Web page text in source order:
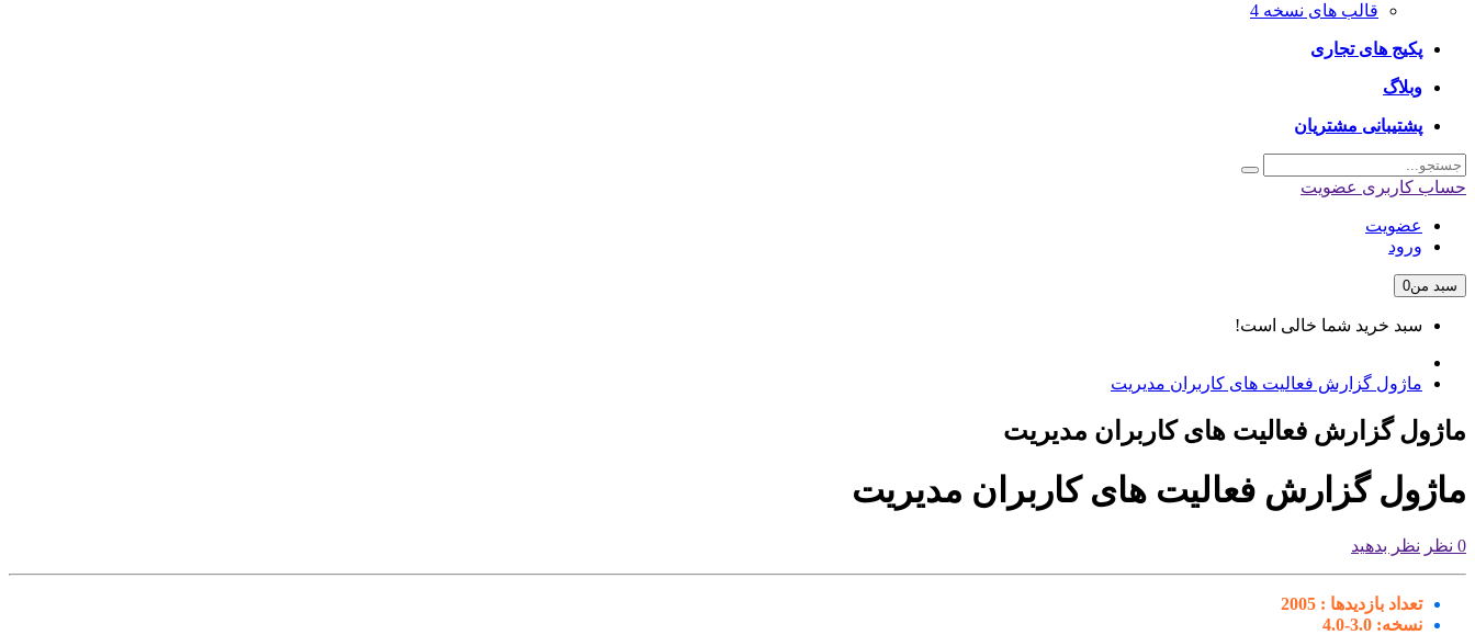
قالب های نسخه 4
پکیج های تجاری
وبلاگ
پشتیبانی مشتریان
حساب کاربری عضویت
عضویت
ورود
سبد من0
سبد خرید شما خالی است!
ماژول گزارش فعالیت های کاربران مدیریت
ماژول گزارش فعالیت های کاربران مدیریت
ماژول گزارش فعالیت های کاربران مدیریت
0 نظر نظر بدهید
تعداد بازدیدها : 2005
نسخه: 3.0-4.0